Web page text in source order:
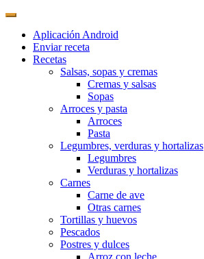
Aplicación Android
Enviar receta
Recetas
Salsas, sopas y cremas
Cremas y salsas
Sopas
Arroces y pasta
Arroces
Pasta
Legumbres, verduras y hortalizas
Legumbres
Verduras y hortalizas
Carnes
Carne de ave
Otras carnes
Tortillas y huevos
Pescados
Postres y dulces
Arroz con leche